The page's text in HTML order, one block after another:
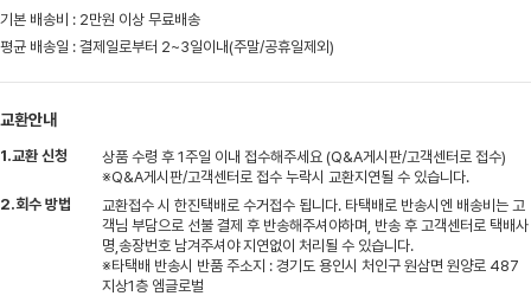
기본 배송비 : 2만원 이상 무료배송
평균 배송일 : 결제일로부터 2~3일이내(주말/공휴일제외)
교환안내
1.교환 신청
상품 수령 후 1주일 이내 접수해주세요 (Q&A게시판/고객센터로 접수)
※Q&A게시판/고객센터로 접수 누락시 교환지연될 수 있습니다.
2.회수 방법
교환접수 시 한진택배로 수거접수 됩니다. 타택배로 반송시엔 배송비는 고
객님 부담으로 선불 결제 후 반송해주셔야하며, 반송 후 고객센터로 택배사
명,송장번호 남겨주셔야 지연없이 처리될 수 있습니다.
※타택배 반송시 반품 주소지 : 경기도 용인시 처인구 원삼면 원양로 487
지상1층 엠글로벌